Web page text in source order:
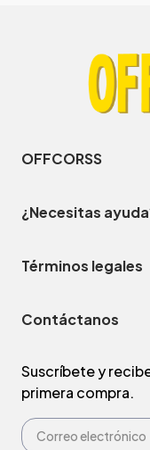
OFFCORSS
¿Necesitas
Términos legales
Contáctanos
Suscríbete y
primera compra.